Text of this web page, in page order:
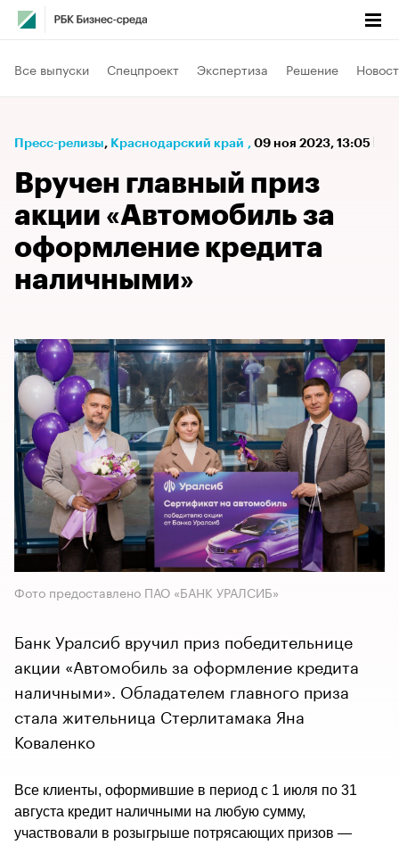
Все выпуски Спецпроект Экспертиза Решение
Пресс-релизы⁠, Краснодарский край , 09 ноя 2023, 13:05
Вручен главный приз
акции «Автомобиль за
оформление кредита
наличными»
Фото предоставлено ПАО «БАНК УРАЛСИБ»
​​​​​​​Банк Уралсиб вручил приз победительнице
акции «Автомобиль за оформление кредита
наличными». Обладателем главного приза
стала жительница Стерлитамака Яна
Коваленко
Все клиенты, оформившие в период с 1 июля по 31
августа кредит наличными на любую сумму,
участвовали в розыгрыше потрясающих призов —